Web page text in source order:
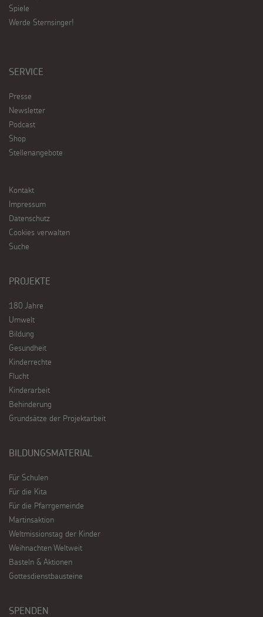
Spiele
Werde Sternsinger!
SERVICE
Presse
Newsletter
Podcast
Shop
Stellenangebote
Kontakt
Impressum
Datenschutz
Cookies verwalten
Suche
PROJEKTE
180 Jahre
Umwelt
Bildung
Gesundheit
Kinderrechte
Flucht
Kinderarbeit
Behinderung
Grundsätze der Projektarbeit
BILDUNGSMATERIAL
Für Schulen
Für die Kita
Für die Pfarrgemeinde
Martinsaktion
Weltmissionstag der Kinder
Weihnachten Weltweit
Basteln & Aktionen
Gottesdienstbausteine
SPENDEN